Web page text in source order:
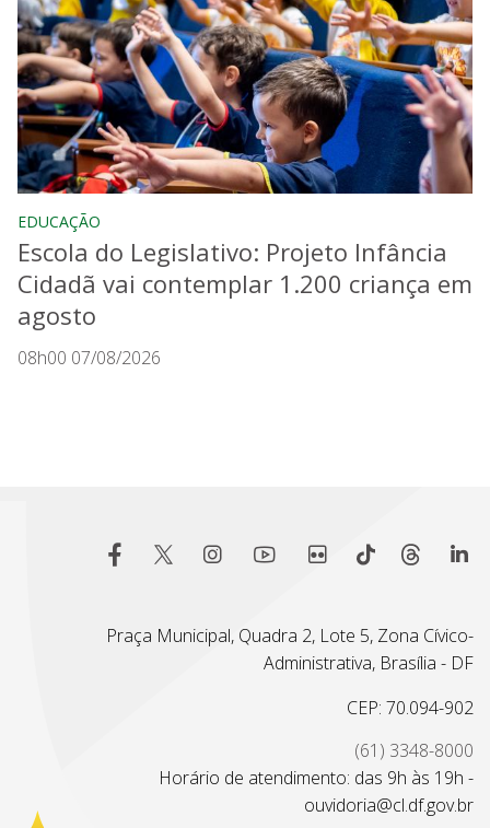
EDUCAÇÃO
Escola do Legislativo: Projeto Infância
Cidadã vai contemplar 1.200 criança em
agosto
08h00 07/08/2026
Praça Municipal, Quadra 2, Lote 5, Zona Cívico-
Administrativa, Brasília - DF
CEP: 70.094-902
(61) 3348-8000
Horário de atendimento: das 9h às 19h -
ouvidoria@cl.df.gov.br